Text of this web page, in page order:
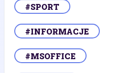
#SPORT
#INFORMACJE
#MSOFFICE